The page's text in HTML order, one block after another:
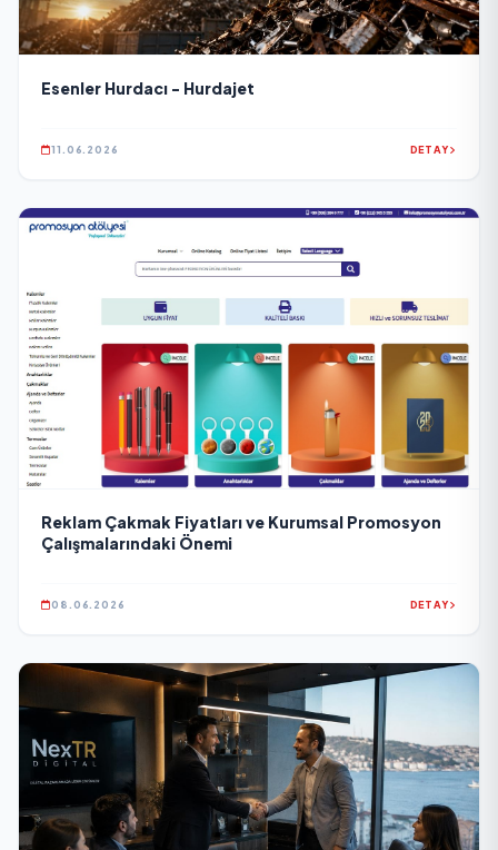
Esenler Hurdacı - Hurdajet
11.06.2026 DETAY
Reklam Çakmak Fiyatları ve Kurumsal Promosyon
Çalışmalarındaki Önemi
08.06.2026 DETAY